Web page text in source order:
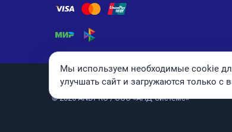
Помощь по оплате Visa
Помощь по оплате Mastercard
Помощь по оплате UnionPay
Помощь по оплате Мир
Помощь по оплате СБП
© 2026 ANDPRO / ООО «АНД-Системс»
Мы используем необходимые cookie
улучшать сайт и загружаются только с